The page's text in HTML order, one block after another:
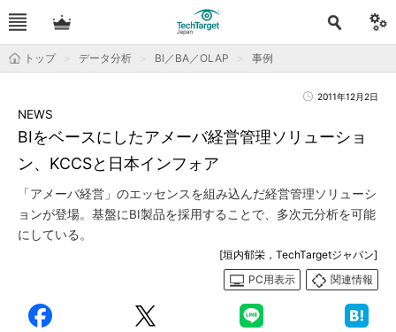
トップ データ分析 BI／BA／OLAP 事例
2011年12月2日
BIをベースにしたアメーバ経営管理ソリューショ
ン、KCCSと日本インフォア
NEWS
「アメーバ経営」のエッセンスを組み込んだ経営管理ソリューシ
ョンが登場。基盤にBI製品を採用することで、多次元分析を可能
にしている。
[垣内郁栄，TechTargetジャパン]
PC用表示
関連情報